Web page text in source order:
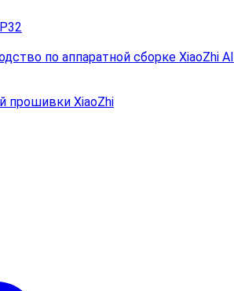
по аппаратной сборке XiaoZhi AI
прошивки XiaoZhi